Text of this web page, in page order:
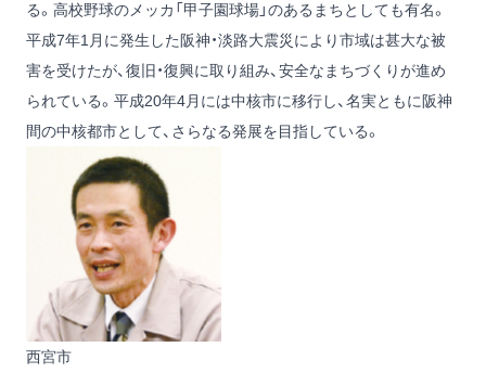
る。高校野球のメッカ「甲子園球場」のあるまちとしても有名。
平成7年1月に発生した阪神・淡路大震災により市域は甚大な被
害を受けたが、復旧・復興に取り組み、安全なまちづくりが進め
られている。平成20年4月には中核市に移行し、名実ともに阪神
間の中核都市として、さらなる発展を目指している。
西宮市